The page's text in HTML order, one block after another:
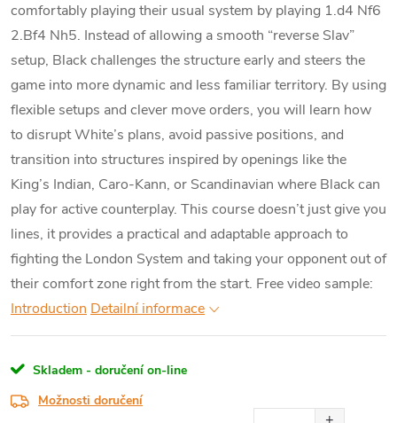
comfortably playing their usual system by playing 1.d4 Nf6
2.Bf4 Nh5. Instead of allowing a smooth “reverse Slav”
setup, Black challenges the structure early and steers the
game into more dynamic and less familiar territory. By using
flexible setups and clever move orders, you will learn how
to disrupt White’s plans, avoid passive positions, and
transition into structures inspired by openings like the
King’s Indian, Caro-Kann, or Scandinavian where Black can
play for active counterplay. This course doesn’t just give you
lines, it provides a practical and adaptable approach to
fighting the London System and taking your opponent out of
their comfort zone right from the start. Free video sample:
Introduction Detailní informace
Skladem - doručení on-line
Možnosti doručení